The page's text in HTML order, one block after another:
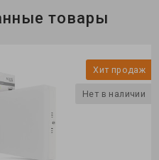
товары
Хит продаж
Нет в наличии